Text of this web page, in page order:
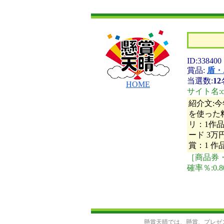
HOME
ID:338400
賞品: 盾
当選数:12
サイト名
紹介文:
を使った
リ：1作
ード 3万
賞：1 作
［商品
確率％
懸賞天晴では、懸賞、プレ